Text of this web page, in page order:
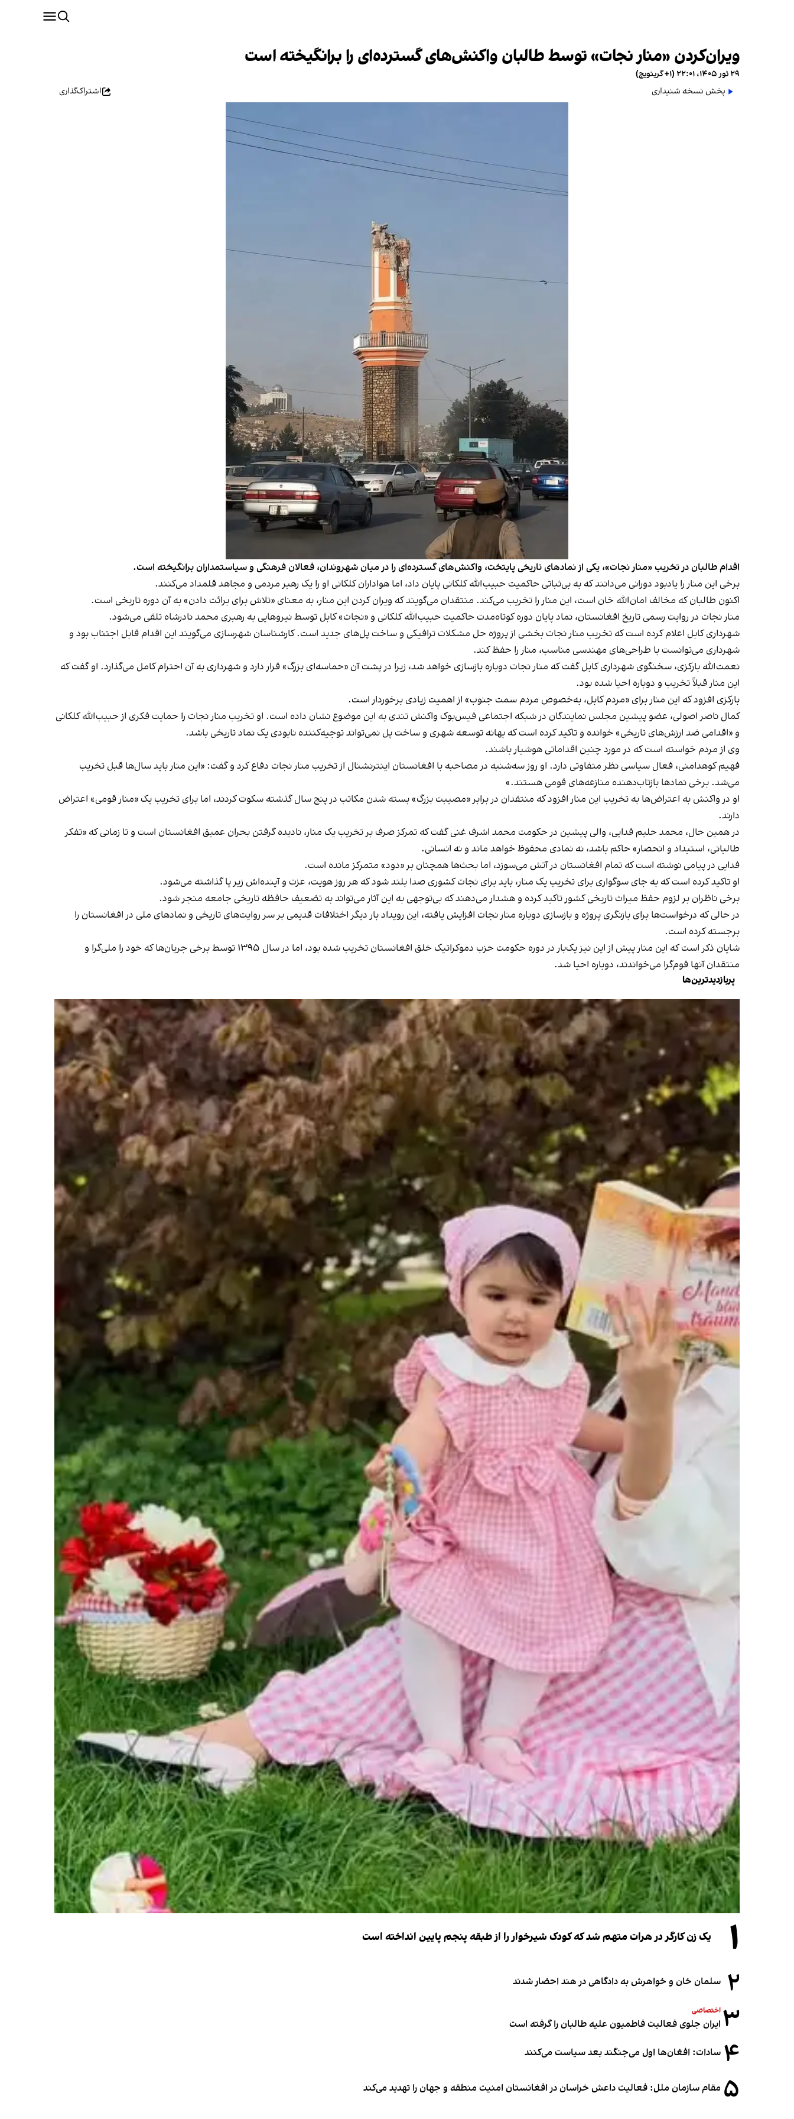
ویران‌کردن «منار نجات» توسط طالبان واکنش‌های گسترده‌ای را برانگیخته است
۲۹ ثور ۱۴۰۵، ۲۲:۰۱ (‎+۱ گرینویچ)
پخش نسخه شنیداری
اشتراک‌گذاری
اقدام طالبان در تخریب «منار نجات»، یکی از نمادهای تاریخی پایتخت، واکنش‌های گسترده‌ای را در میان شهروندان، فعالان فرهنگی و سیاستمداران برانگیخته است.
برخی این منار را یادبود دورانی می‌دانند که به بی‌ثباتی حاکمیت حبیب‌الله کلکانی پایان داد، اما هواداران کلکانی او را یک رهبر مردمی و مجاهد قلمداد می‌کنند.
اکنون طالبان که مخالف امان‌الله خان است، این منار را تخریب می‌کند. منتقدان می‌گویند که ویران کردن این منار، به معنای «تلاش برای برائت دادن» به آن دوره تاریخی است.
منار نجات در روایت رسمی تاریخ افغانستان، نماد پایان دوره کوتاه‌مدت حاکمیت حبیب‌الله کلکانی و «نجات» کابل توسط نیروهایی به رهبری محمد نادرشاه تلقی می‌شود.
شهرداری کابل اعلام کرده است که تخریب منار نجات بخشی از پروژه حل مشکلات ترافیکی و ساخت پل‌های جدید است. کارشناسان شهرسازی می‌گویند این اقدام قابل اجتناب بود و
شهرداری می‌توانست با طراحی‌های مهندسی مناسب، منار را حفظ کند.
نعمت‌الله بارکزی، سخنگوی شهرداری کابل گفت که منار نجات دوباره بازسازی خواهد شد، زیرا در پشت آن «حماسه‌ای بزرگ» قرار دارد و شهرداری به آن احترام کامل می‌گذارد. او گفت که
این منار قبلاً تخریب و دوباره احیا شده بود.
بارکزی افزود که این منار برای «مردم کابل، به‌خصوص مردم سمت جنوب» از اهمیت زیادی برخوردار است.
کمال ناصر اصولی، عضو پیشین مجلس نمایندگان در شبکه اجتماعی فیس‌بوک واکنش تندی به این موضوع نشان داده است. او تخریب منار نجات را حمایت فکری از حبیب‌الله کلکانی
و «اقدامی ضد ارزش‌های تاریخی» خوانده و تاکید کرده است که بهانه توسعه شهری و ساخت پل نمی‌تواند توجیه‌کننده نابودی یک نماد تاریخی باشد.
وی از مردم خواسته است که در مورد چنین اقداماتی هوشیار باشند.
فهیم کوهدامنی، فعال سیاسی نظر متفاوتی دارد. او روز سه‌شنبه در مصاحبه با افغانستان اینترنشنال از تخریب منار نجات دفاع کرد و گفت: «این منار باید سال‌ها قبل تخریب
می‌شد. برخی نمادها بازتاب‌دهنده منازعه‌های قومی هستند.»
او در واکنش به اعتراض‌ها به تخریب این منار افزود که منتقدان در برابر «مصیبت بزرگ» بسته شدن مکاتب در پنج سال گذشته سکوت کردند، اما برای تخریب یک «منار قومی» اعتراض
دارند.
در همین حال، محمد حلیم فدایی، والی پیشین در حکومت محمد اشرف غنی گفت که تمرکز صرف بر تخریب یک منار، نادیده گرفتن بحران عمیق افغانستان است و تا زمانی که «تفکر
طالبانی، استبداد و انحصار» حاکم باشد، نه نمادی محفوظ خواهد ماند و نه انسانی.
فدایی در پیامی نوشته است که تمام افغانستان در آتش می‌سوزد، اما بحث‌ها همچنان بر «دود» متمرکز مانده است.
او تاکید کرده است که به جای سوگواری برای تخریب یک منار، باید برای نجات کشوری صدا بلند شود که هر روز هویت، عزت و آینده‌اش زیر پا گذاشته می‌شود.
برخی ناظران بر لزوم حفظ میراث تاریخی کشور تاکید کرده و هشدار می‌دهند که بی‌توجهی به این آثار می‌تواند به تضعیف حافظه تاریخی جامعه منجر شود.
در حالی که درخواست‌ها برای بازنگری پروژه و بازسازی دوباره منار نجات افزایش یافته، این رویداد بار دیگر اختلافات قدیمی بر سر روایت‌های تاریخی و نمادهای ملی در افغانستان را
برجسته کرده است.
شایان ذکر است که این منار پیش از این نیز یک‌بار در دوره حکومت حزب دموکراتیک خلق افغانستان تخریب شده بود، اما در سال‌ ۱۳۹۵ توسط برخی جریان‌ها که خود را ملی‌گرا و
منتقدان آنها قوم‌گرا می‌خواندند، دوباره احیا شد.
پربازدیدترین‌ها
۱ یک زن کارگر در هرات متهم شد که کودک شیرخوار را از طبقه پنجم پایین انداخته است
۲ سلمان خان و خواهرش به دادگاهی در هند احضار شدند
۳ اختصاصی
ایران جلوی فعالیت فاطمیون علیه طالبان را گرفته است
۴ سادات: افغان‌ها اول می‌جنگند بعد سیاست می‌کنند
۵ مقام سازمان ملل: فعالیت داعش خراسان در افغانستان امنیت منطقه و جهان را تهدید می‌کند